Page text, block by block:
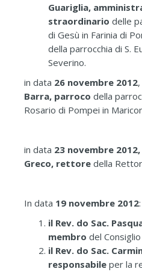
Guariglia,
straordinario delle
di Gesù in Farinia di
della parrocchia di S.
Severino.
in data 26 novembre 2012,
Barra, parroco della
Rosario di Pompei in
in data 23 novembre 2012,
Greco, rettore della
In data 19 novembre 2012:
il Rev. do Sac.
membro del
il Rev. do Sac.
responsabile per la